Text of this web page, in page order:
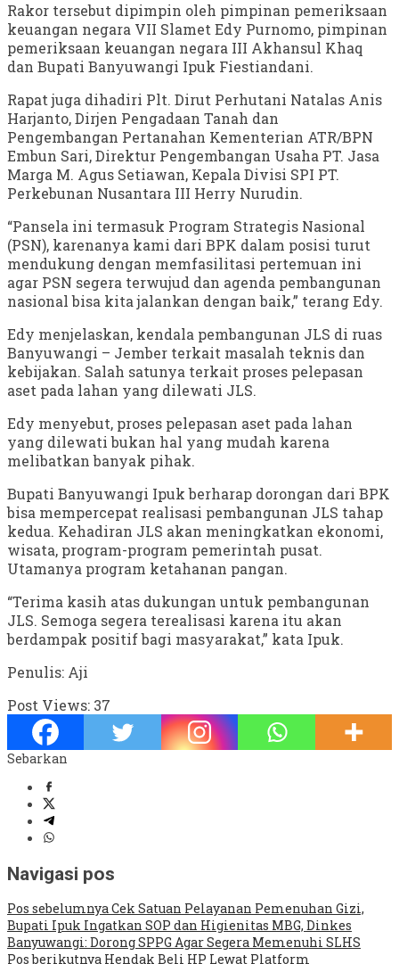
Rakor tersebut dipimpin oleh pimpinan pemeriksaan
keuangan negara VII Slamet Edy Purnomo, pimpinan
pemeriksaan keuangan negara III Akhansul Khaq
dan Bupati Banyuwangi Ipuk Fiestiandani.
Rapat juga dihadiri Plt. Dirut Perhutani Natalas Anis
Harjanto, Dirjen Pengadaan Tanah dan
Pengembangan Pertanahan Kementerian ATR/BPN
Embun Sari, Direktur Pengembangan Usaha PT. Jasa
Marga M. Agus Setiawan, Kepala Divisi SPI PT.
Perkebunan Nusantara III Herry Nurudin.
“Pansela ini termasuk Program Strategis Nasional
(PSN), karenanya kami dari BPK dalam posisi turut
mendukung dengan memfasilitasi pertemuan ini
agar PSN segera terwujud dan agenda pembangunan
nasional bisa kita jalankan dengan baik,” terang Edy.
Edy menjelaskan, kendala pembangunan JLS di ruas
Banyuwangi – Jember terkait masalah teknis dan
kebijakan. Salah satunya terkait proses pelepasan
aset pada lahan yang dilewati JLS.
Edy menyebut, proses pelepasan aset pada lahan
yang dilewati bukan hal yang mudah karena
melibatkan banyak pihak.
Bupati Banyuwangi Ipuk berharap dorongan dari BPK
bisa mempercepat realisasi pembangunan JLS tahap
kedua. Kehadiran JLS akan meningkatkan ekonomi,
wisata, program-program pemerintah pusat.
Utamanya program ketahanan pangan.
“Terima kasih atas dukungan untuk pembangunan
JLS. Semoga segera terealisasi karena itu akan
berdampak positif bagi masyarakat,” kata Ipuk.
Penulis: Aji
Post Views: 37
Sebarkan
Navigasi pos
Pos sebelumnyaCek Satuan Pelayanan Pemenuhan Gizi,
Bupati Ipuk Ingatkan SOP dan Higienitas MBG, Dinkes
Banyuwangi: Dorong SPPG Agar Segera Memenuhi SLHS
Pos berikutnya Hendak Beli HP Lewat Platform